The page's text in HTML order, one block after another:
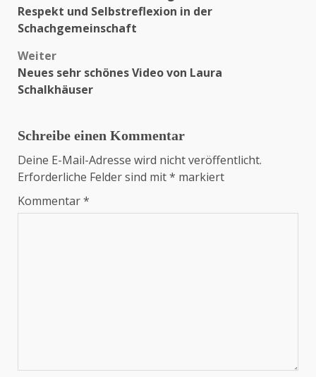
Respekt und Selbstreflexion in der
Schachgemeinschaft
Weiter
Neues sehr schönes Video von Laura
Schalkhäuser
Schreibe einen Kommentar
Deine E-Mail-Adresse wird nicht veröffentlicht.
Erforderliche Felder sind mit* markiert
Kommentar*